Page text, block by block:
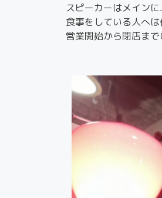
スピーカーはメイン
食事をしている人へ
営業開始から閉店まで